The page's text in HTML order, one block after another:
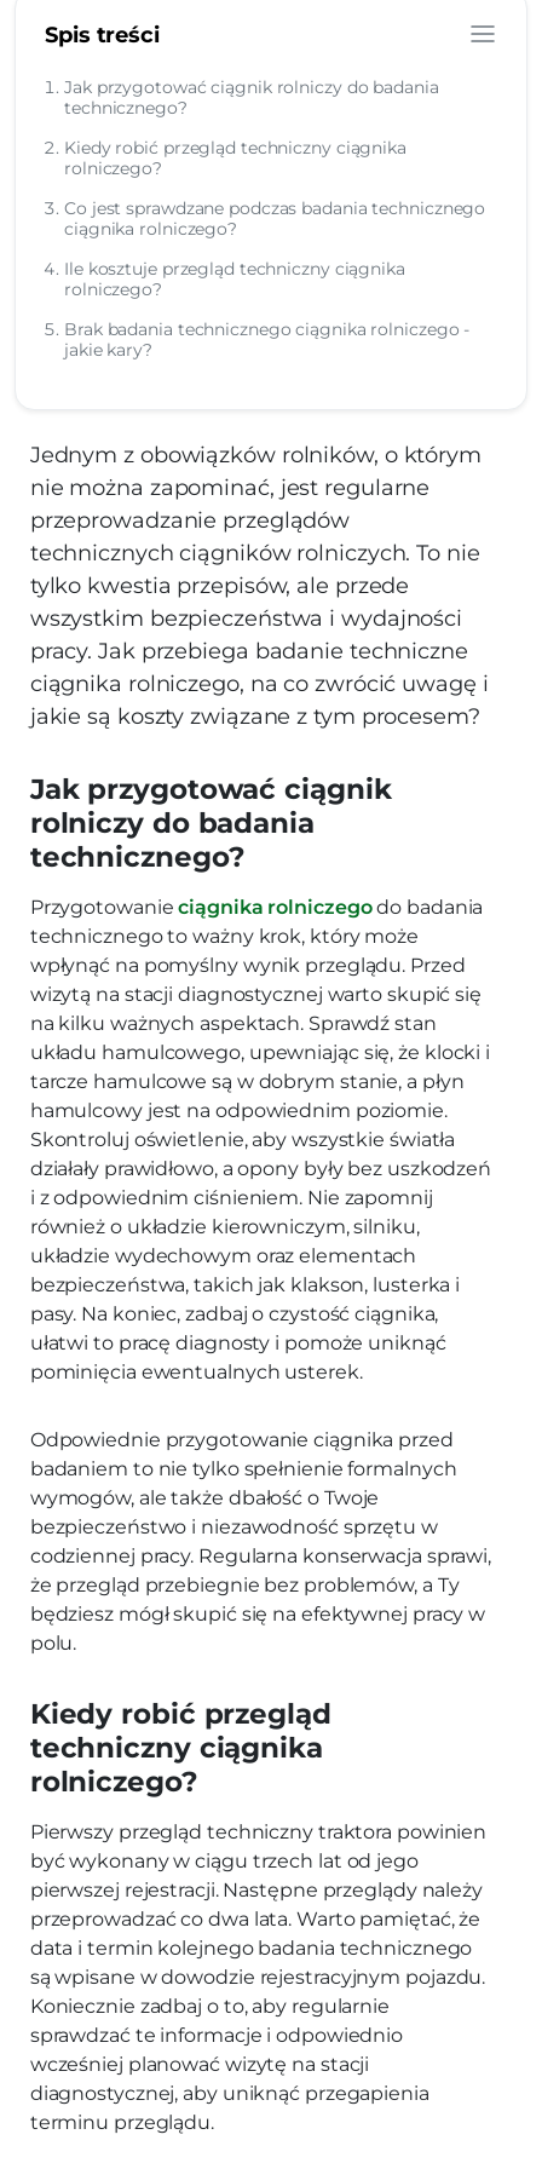
Spis treści
Jak przygotować ciągnik rolniczy do badania
technicznego?
Kiedy robić przegląd techniczny ciągnika
rolniczego?
Co jest sprawdzane podczas badania technicznego
ciągnika rolniczego?
Ile kosztuje przegląd techniczny ciągnika
rolniczego?
Brak badania technicznego ciągnika rolniczego -
jakie kary?
Jednym z obowiązków rolników, o którym
nie można zapominać, jest regularne
przeprowadzanie przeglądów
technicznych ciągników rolniczych. To nie
tylko kwestia przepisów, ale przede
wszystkim bezpieczeństwa i wydajności
pracy. Jak przebiega badanie techniczne
ciągnika rolniczego, na co zwrócić uwagę i
jakie są koszty związane z tym procesem?
Jak przygotować ciągnik
rolniczy do badania
technicznego?
Przygotowanieciągnika rolniczegodo badania
technicznego to ważny krok, który może
wpłynąć na pomyślny wynik przeglądu. Przed
wizytą na stacji diagnostycznej warto skupić się
na kilku ważnych aspektach. Sprawdź stan
układu hamulcowego, upewniając się, że klocki i
tarcze hamulcowe są w dobrym stanie, a płyn
hamulcowy jest na odpowiednim poziomie.
Skontroluj oświetlenie, aby wszystkie światła
działały prawidłowo, a opony były bez uszkodzeń
i z odpowiednim ciśnieniem. Nie zapomnij
również o układzie kierowniczym, silniku,
układzie wydechowym oraz elementach
bezpieczeństwa, takich jak klakson, lusterka i
pasy. Na koniec, zadbaj o czystość ciągnika,
ułatwi to pracę diagnosty i pomoże uniknąć
pominięcia ewentualnych usterek.
Odpowiednie przygotowanie ciągnika przed
badaniem to nie tylko spełnienie formalnych
wymogów, ale także dbałość o Twoje
bezpieczeństwo i niezawodność sprzętu w
codziennej pracy. Regularna konserwacja sprawi,
że przegląd przebiegnie bez problemów, a Ty
będziesz mógł skupić się na efektywnej pracy w
polu.
Kiedy robić przegląd
techniczny ciągnika
rolniczego?
Pierwszy przegląd techniczny traktora powinien
być wykonany w ciągu trzech lat od jego
pierwszej rejestracji. Następne przeglądy należy
przeprowadzać co dwa lata. Warto pamiętać, że
data i termin kolejnego badania technicznego
są wpisane w dowodzie rejestracyjnym pojazdu.
Koniecznie zadbaj o to, aby regularnie
sprawdzać te informacje i odpowiednio
wcześniej planować wizytę na stacji
diagnostycznej, aby uniknąć przegapienia
terminu przeglądu.